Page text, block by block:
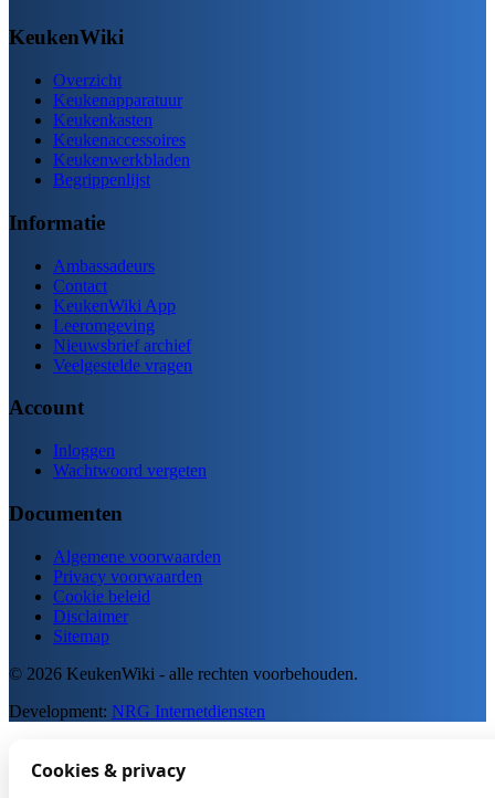
KeukenWiki
Overzicht
Keukenapparatuur
Keukenkasten
Keukenaccessoires
Keukenwerkbladen
Begrippenlijst
Informatie
Ambassadeurs
Contact
KeukenWiki App
Leeromgeving
Nieuwsbrief archief
Veelgestelde vragen
Account
Inloggen
Wachtwoord vergeten
Documenten
Algemene voorwaarden
Privacy voorwaarden
Cookie beleid
Disclaimer
Sitemap
© 2026 KeukenWiki - alle rechten voorbehouden.
Development: NRG Internetdiensten
Cookies & privacy